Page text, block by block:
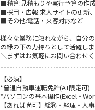
■積算:見積もりや実行予算の作
■採用・広報:求人サイトの更新
■その他:電話・来客対応など
様々な業務に触れながら、自分
の縁の下の力持ちとして活躍しま
＼まずはお気軽にお問い合わせ
【必須】
*普通自動車運転免許(AT限定可)
*パソコンの基本操作(Excel・
【あれば尚可】総務・経理・人